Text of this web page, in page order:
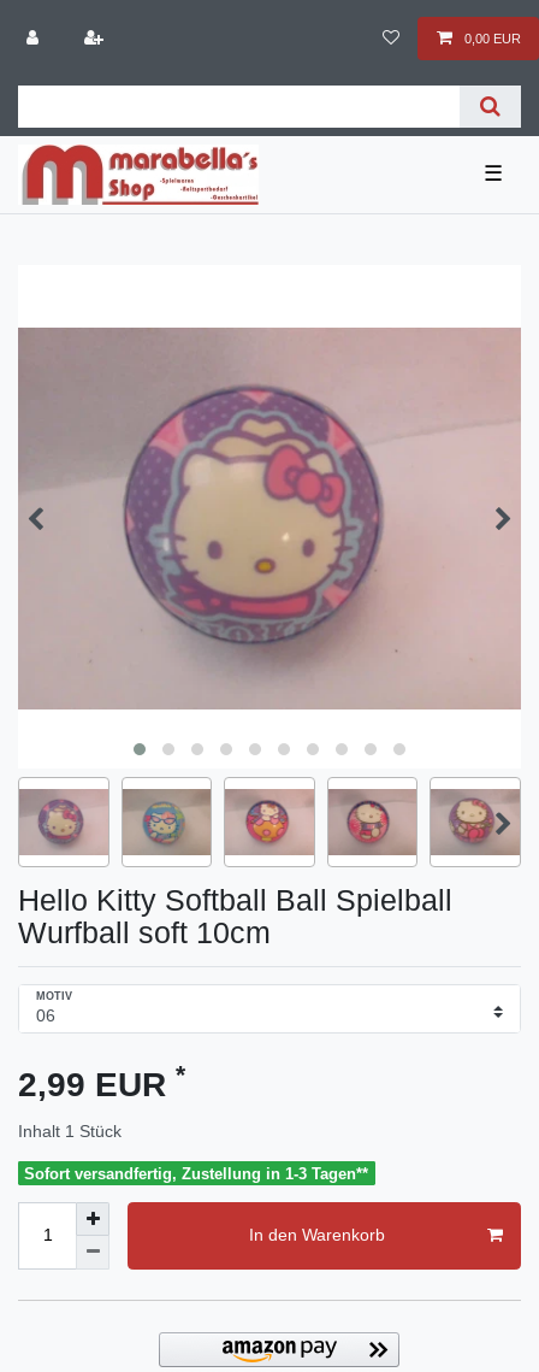
0,00 EUR
☰
Hello Kitty Softball Ball Spielball
Wurfball soft 10cm
MOTIV
2,99 EUR *
Inhalt 1 Stück
Sofort versandfertig, Zustellung in 1-3 Tagen**
In den Warenkorb